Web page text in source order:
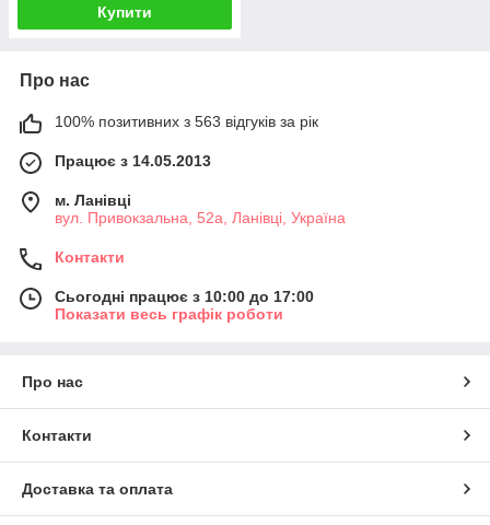
Купити
Про нас
100% позитивних з 563 відгуків за рік
Працює з 14.05.2013
м. Ланівці
вул. Привокзальна, 52а, Ланівці, Україна
Контакти
Сьогодні працює з 10:00 до 17:00
Показати весь графік роботи
Про нас
Контакти
Доставка та оплата